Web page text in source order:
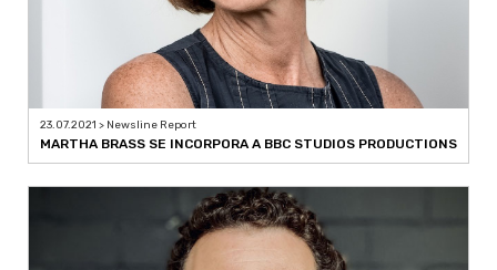
23.07.2021 > Newsline Report
MARTHA BRASS SE INCORPORA A BBC STUDIOS PRODUCTIONS